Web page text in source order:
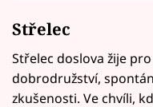
Střelec
Střelec doslova žije
dobrodružství,
zkušenosti. Ve chvíli,